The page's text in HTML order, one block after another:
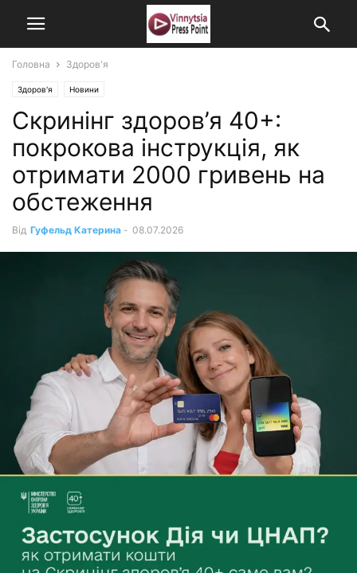
Головна Здоров'я
Здоров'я Новини
Скринінг здоров’я 40+:
покрокова інструкція, як
отримати 2000 гривень на
обстеження
Від Гуфельд Катерина - 08.07.2026